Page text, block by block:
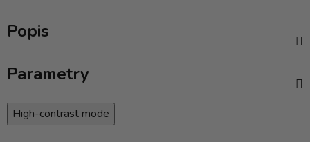
Popis
Parametry
High-contrast mode